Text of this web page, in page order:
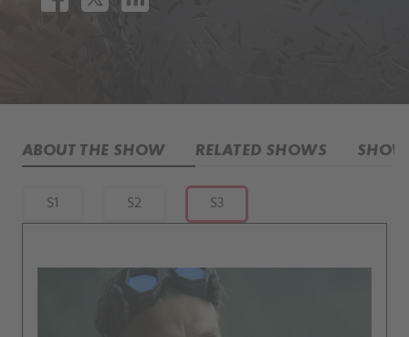
ABOUT THE SHOW RELATED SHOWS
S1 S2 S3